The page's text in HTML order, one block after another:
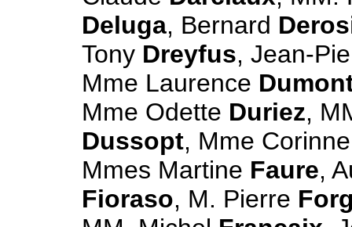
Deluga, Bernard
Tony Dreyfus, Jean-
Mme Laurence
Mme Odette Duriez,
Dussopt, Mme
Mmes Martine Faure,
Fioraso, M. Pierre